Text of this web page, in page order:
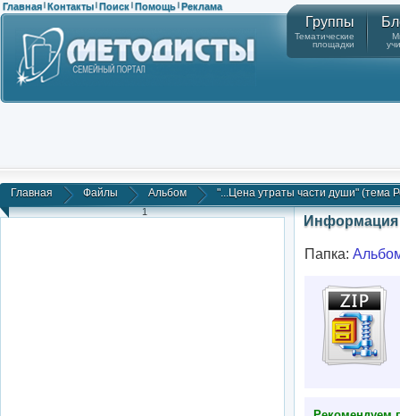
Главная | Контакты | Поиск | Помощь | Реклама
Группы
Тематические
площадки
Главная Файлы Альбом "...Цена утраты части души" (тема
1
Информация
Папка: